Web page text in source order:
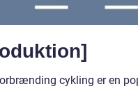
cykling er en